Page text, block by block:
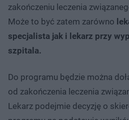
zakończeniu leczenia
Może to być zatem zarówno
specjalista jak i lekarz przy
szpitala.
Do programu będzie można
od zakończenia leczenia
Lekarz podejmie decyzję o